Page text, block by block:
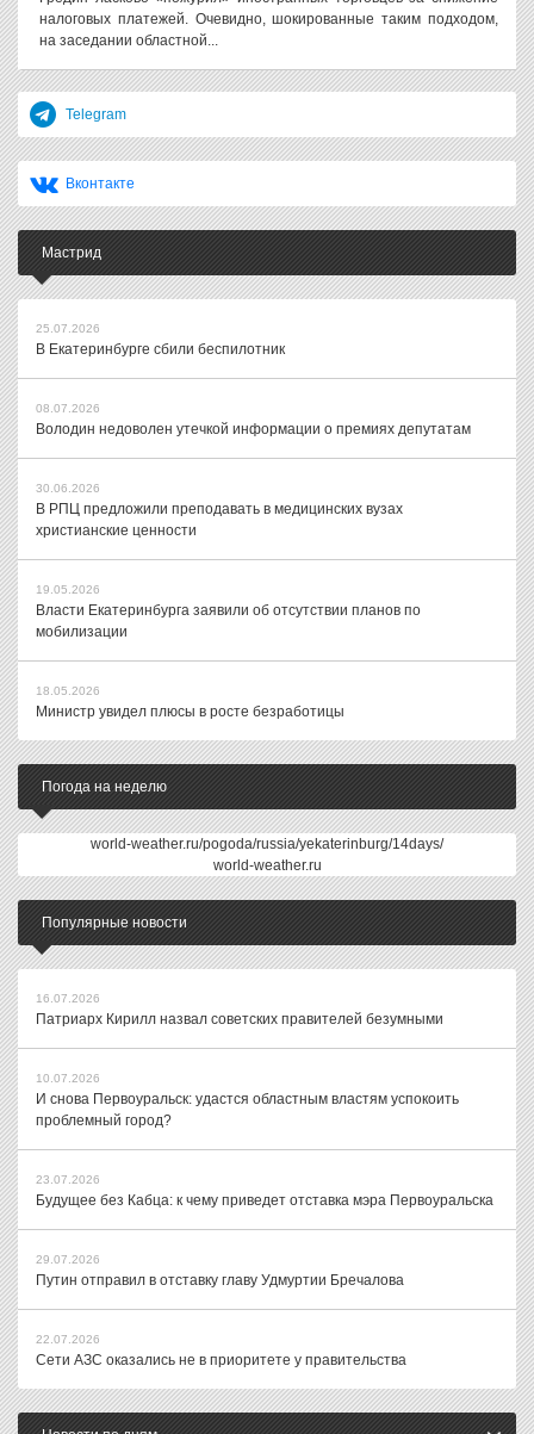
налоговых платежей. Очевидно, шокированные таким подходом,
на заседании областной...
Telegram
Вконтакте
Мастрид
25.07.2026
В Екатеринбурге сбили беспилотник
08.07.2026
Володин недоволен утечкой информации о премиях депутатам
30.06.2026
В РПЦ предложили преподавать в медицинских вузах
христианские ценности
19.05.2026
Власти Екатеринбурга заявили об отсутствии планов по
мобилизации
18.05.2026
Министр увидел плюсы в росте безработицы
Погода на неделю
world-weather.ru/pogoda/russia/yekaterinburg/14days/
world-weather.ru
Популярные новости
16.07.2026
Патриарх Кирилл назвал советских правителей безумными
10.07.2026
И снова Первоуральск: удастся областным властям успокоить
проблемный город?
23.07.2026
Будущее без Кабца: к чему приведет отставка мэра Первоуральска
29.07.2026
Путин отправил в отставку главу Удмуртии Бречалова
22.07.2026
Сети АЗС оказались не в приоритете у правительства